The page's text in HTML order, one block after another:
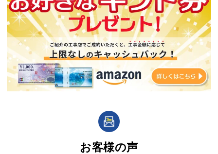
お客様の声